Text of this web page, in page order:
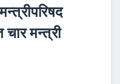
मन्त्री